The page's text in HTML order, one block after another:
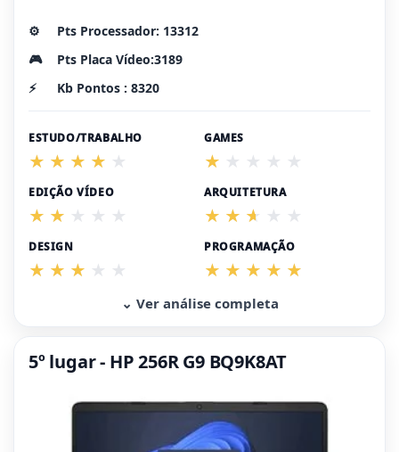
⚙️
Pts Processador: 13312
🎮
Pts Placa Vídeo:3189
⚡
Kb Pontos : 8320
ESTUDO/TRABALHO GAMES
EDIÇÃO VÍDEO ARQUITETURA
DESIGN PROGRAMAÇÃO
⌄ Ver análise completa
5º lugar - HP 256R G9 BQ9K8AT